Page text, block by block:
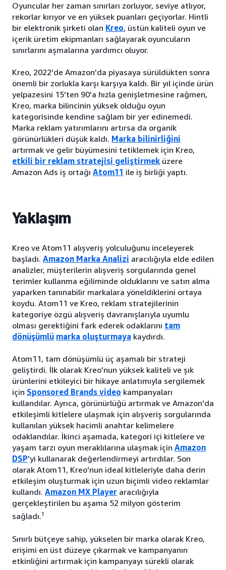
Oyuncular her zaman sınırları zorluyor, seviye atlıyor,
rekorlar kırıyor ve en yüksek puanları geçiyorlar. Hintli
bir elektronik şirketi olan Kreo, üstün kaliteli oyun ve
içerik üretim ekipmanları sağlayarak oyuncuların
sınırlarını aşmalarına yardımcı oluyor.
Kreo, 2022'de Amazon'da piyasaya sürüldükten sonra
önemli bir zorlukla karşı karşıya kaldı. Bir yıl içinde ürün
yelpazesini 15'ten 90'a hızla genişletmesine rağmen,
Kreo, marka bilincinin yüksek olduğu oyun
kategorisinde kendine sağlam bir yer edinemedi.
Marka reklam yatırımlarını artırsa da organik
görünürlükleri düşük kaldı. Marka bilinirliğini
artırmak ve gelir büyümesini tetiklemek için Kreo,
etkili bir reklam stratejisi geliştirmek üzere
Amazon Ads iş ortağı Atom11 ile iş birliği yaptı.
Yaklaşım
Kreo ve Atom11 alışveriş yolculuğunu inceleyerek
başladı. Amazon Marka Analizi aracılığıyla elde edilen
analizler, müşterilerin alışveriş sorgularında genel
terimler kullanma eğiliminde olduklarını ve satın alma
yaparken tanınabilir markalara yöneldiklerini ortaya
koydu. Atom11 ve Kreo, reklam stratejilerinin
kategoriye özgü alışveriş davranışlarıyla uyumlu
olması gerektiğini fark ederek odaklarını tam
dönüşümlü marka oluşturmaya kaydırdı.
Atom11, tam dönüşümlü üç aşamalı bir strateji
geliştirdi. İlk olarak Kreo'nun yüksek kaliteli ve şık
ürünlerini etkileyici bir hikaye anlatımıyla sergilemek
için Sponsored Brands video kampanyaları
kullandılar. Ayrıca, görünürlüğü artırmak ve Amazon'da
etkileşimli kitlelere ulaşmak için alışveriş sorgularında
kullanılan yüksek hacimli anahtar kelimelere
odaklandılar. İkinci aşamada, kategori içi kitlelere ve
yaşam tarzı oyun meraklılarına ulaşmak için Amazon
DSP'yi kullanarak değerlendirmeyi artırdılar. Son
olarak Atom11, Kreo'nun ideal kitleleriyle daha derin
etkileşim oluşturmak için uzun biçimli video reklamlar
kullandı. Amazon MX Player aracılığıyla
gerçekleştirilen bu aşama 52 milyon gösterim
sağladı.1
Sınırlı bütçeye sahip, yükselen bir marka olarak Kreo,
erişimi en üst düzeye çıkarmak ve kampanyanın
etkinliğini artırmak için kampanyayı sürekli olarak